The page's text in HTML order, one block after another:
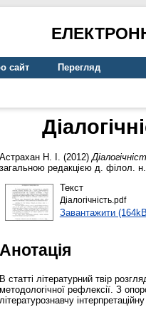
сайт Перегляд
Астрахан Н. І. (2012)
загальною редакцією д. філол.
Текст
Діалогічність.pdf
Завантажити
Анотація
В статті літературний твір
методологічної рефлексії. З
літературознавчу